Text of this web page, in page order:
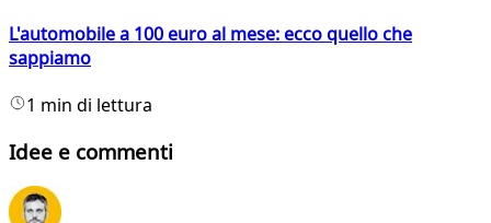
L'automobile a 100 euro al mese: ecco quello che
sappiamo
1 min di lettura
Idee e commenti